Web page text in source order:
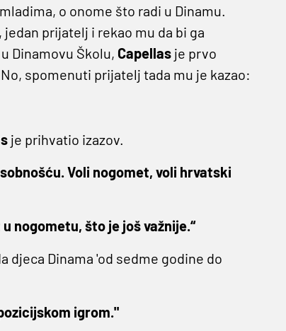
o onome što radi u Dinamu.
jedan prijatelj i rekao mu da bi ga
Dinamovu Školu, Capellas je prvo
spomenuti prijatelj tada mu je kazao:
je prihvatio izazov.
Voli nogomet, voli hrvatski
nogometu, što je još važnije.“
djeca Dinama 'od sedme godine do
igrom."